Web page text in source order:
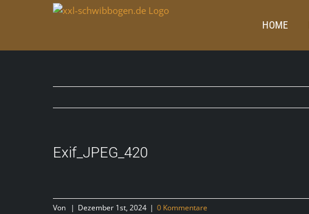
HOME
Exif_JPEG_420
Von | Dezember 1st, 2024 | 0 Kommentare